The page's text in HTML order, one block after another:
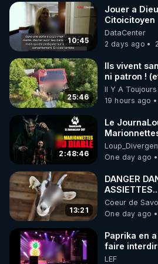
▶ 30 jours gratuit sur
de bien-être ENVOL :
Rendez-vous sur https://
le code : REGENERE
où je
diffusais un
moi-même
"La vérité,
postale de
public
davantage.
demande et
d’injures
En 1990, la
Faurisson
sanctionne
de crimes
une aubaine
pour nous
juges
les crimes
historique
dans les
10:45
Jouer a
Citoicitoyen
DataCenter
2 days ago
25:46
Ils vivent
ni patron !
heureux)
Il Y A
19 hours ago
2:48:46
Le
Loup
One day ago
13:21
DANGER
Coeur de
One day ago
Paprika en
faire
Elle décide
LEF